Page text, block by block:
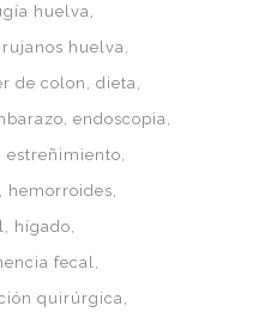
huelva
huelva
de colon
dieta
endoscopia
estreñimiento
hemorroides
hígado
fecal
quirúrgica